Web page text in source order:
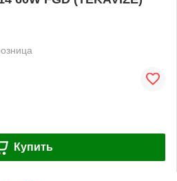
Купить